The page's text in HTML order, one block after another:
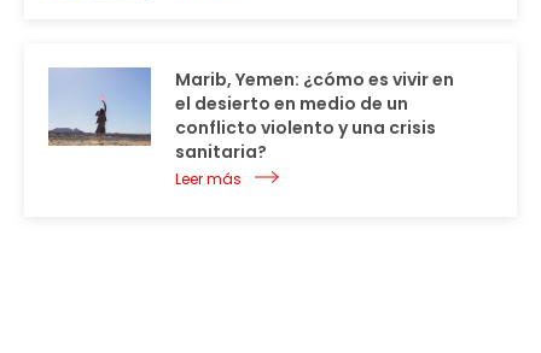
Marib, Yemen: ¿cómo es vivir en
el desierto en medio de un
conflicto violento y una crisis
sanitaria?
Leer más